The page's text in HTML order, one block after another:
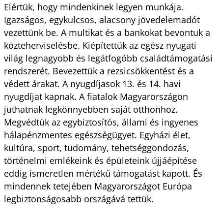
Elértük, hogy mindenkinek legyen munkája.
Igazságos, egykulcsos, alacsony jövedelemadót
vezettünk be. A multikat és a bankokat bevontuk a
közteherviselésbe. Kiépítettük az egész nyugati
világ legnagyobb és legátfogóbb családtámogatási
rendszerét. Bevezettük a rezsicsökkentést és a
védett árakat. A nyugdíjasok 13. és 14. havi
nyugdíjat kapnak. A fiatalok Magyarországon
juthatnak legkönnyebben saját otthonhoz.
Megvédtük az egybiztosítós, állami és ingyenes
hálapénzmentes egészségügyet. Egyházi élet,
kultúra, sport, tudomány, tehetséggondozás,
történelmi emlékeink és épületeink újjáépítése
eddig ismeretlen mértékű támogatást kapott. És
mindennek tetejében Magyarországot Európa
legbiztonságosabb országává tettük.